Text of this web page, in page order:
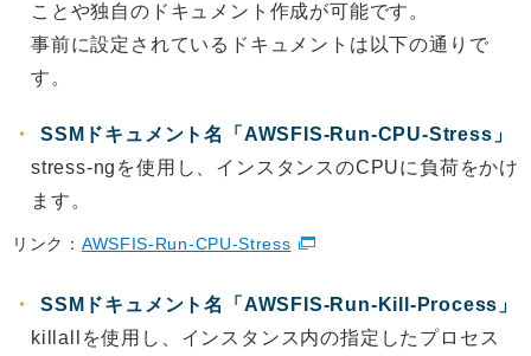
ことや独自のドキュメント作成が可能です。
事前に設定されているドキュメントは以下の通りで
す。
SSMドキュメント名「AWSFIS-Run-CPU-Stress」
stress-ngを使用し、インスタンスのCPUに負荷をかけ
ます。
リンク： AWSFIS-Run-CPU-Stress
SSMドキュメント名「AWSFIS-Run-Kill-Process」
killallを使用し、インスタンス内の指定したプロセス